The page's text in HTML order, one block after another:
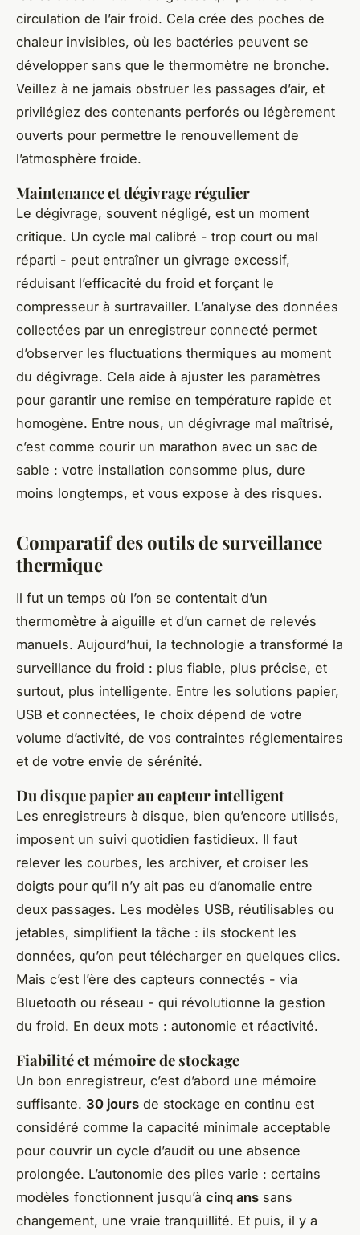
circulation de l’air froid. Cela crée des poches de
chaleur invisibles, où les bactéries peuvent se
développer sans que le thermomètre ne bronche.
Veillez à ne jamais obstruer les passages d’air, et
privilégiez des contenants perforés ou légèrement
ouverts pour permettre le renouvellement de
l’atmosphère froide.
Maintenance et dégivrage régulier
Le dégivrage, souvent négligé, est un moment
critique. Un cycle mal calibré - trop court ou mal
réparti - peut entraîner un givrage excessif,
réduisant l’efficacité du froid et forçant le
compresseur à surtravailler. L’analyse des données
collectées par un enregistreur connecté permet
d’observer les fluctuations thermiques au moment
du dégivrage. Cela aide à ajuster les paramètres
pour garantir une remise en température rapide et
homogène. Entre nous, un dégivrage mal maîtrisé,
c’est comme courir un marathon avec un sac de
sable : votre installation consomme plus, dure
moins longtemps, et vous expose à des risques.
Comparatif des outils de surveillance
thermique
Il fut un temps où l’on se contentait d’un
thermomètre à aiguille et d’un carnet de relevés
manuels. Aujourd’hui, la technologie a transformé la
surveillance du froid : plus fiable, plus précise, et
surtout, plus intelligente. Entre les solutions papier,
USB et connectées, le choix dépend de votre
volume d’activité, de vos contraintes réglementaires
et de votre envie de sérénité.
Du disque papier au capteur intelligent
Les enregistreurs à disque, bien qu’encore utilisés,
imposent un suivi quotidien fastidieux. Il faut
relever les courbes, les archiver, et croiser les
doigts pour qu’il n’y ait pas eu d’anomalie entre
deux passages. Les modèles USB, réutilisables ou
jetables, simplifient la tâche : ils stockent les
données, qu’on peut télécharger en quelques clics.
Mais c’est l’ère des capteurs connectés - via
Bluetooth ou réseau - qui révolutionne la gestion
du froid. En deux mots : autonomie et réactivité.
Fiabilité et mémoire de stockage
Un bon enregistreur, c’est d’abord une mémoire
suffisante. 30 jours de stockage en continu est
considéré comme la capacité minimale acceptable
pour couvrir un cycle d’audit ou une absence
prolongée. L’autonomie des piles varie : certains
modèles fonctionnent jusqu’à cinq ans sans
changement, une vraie tranquillité. Et puis, il y a